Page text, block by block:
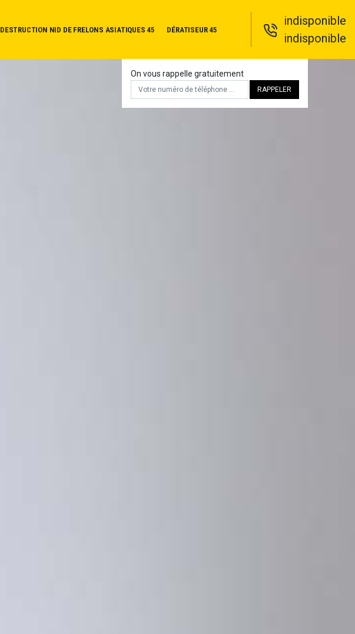
DESTRUCTION NID DE FRELONS ASIATIQUES 45 DÉRATISEUR 45
indisponible
indisponible
On vous rappelle gratuitement